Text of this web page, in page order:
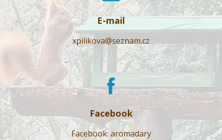
E-mail
xpilikova@seznam.cz
Facebook
Facebook: aromadary